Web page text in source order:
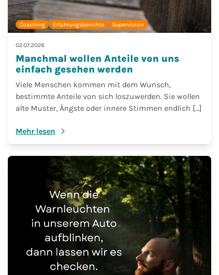
Coaching Erfahrungsberichte Supervision
02.07.2026
Manchmal wollen Anteile von uns
einfach gesehen werden
Viele Menschen kommen mit dem Wunsch,
bestimmte Anteile von sich loszuwerden. Sie wollen
alte Muster, Ängste oder innere Stimmen endlich […]
Mehr lesen